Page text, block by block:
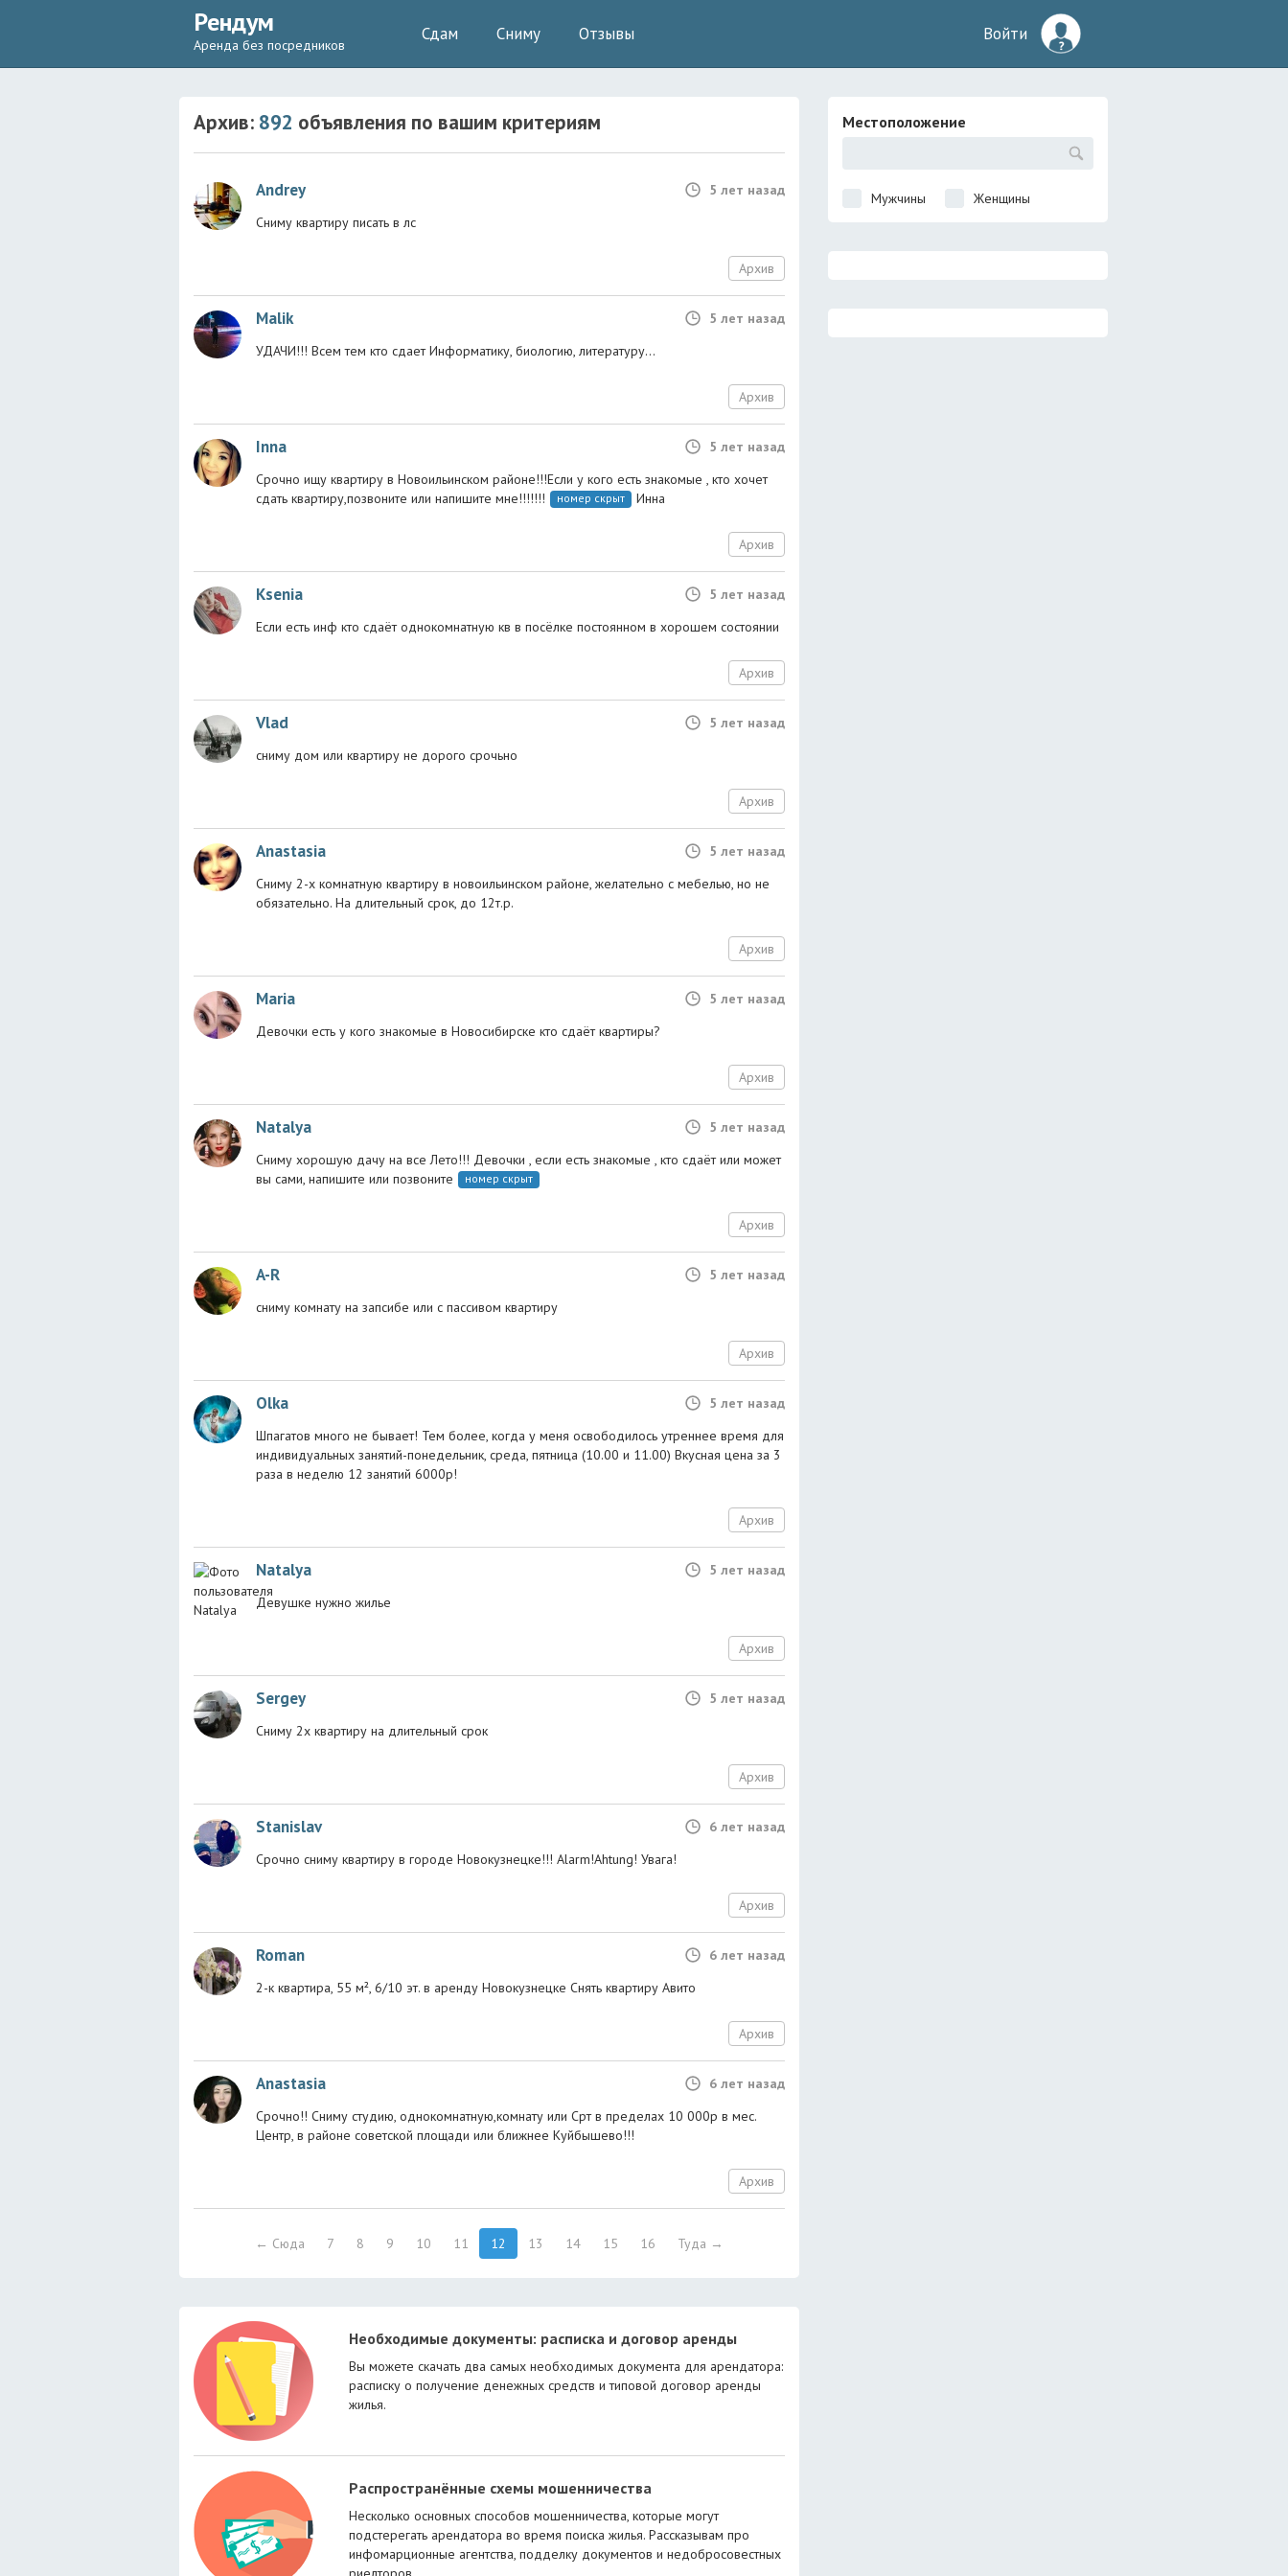
Рендум
Аренда без посредников
Сдам Сниму Отзывы Войти
Архив: 892 объявления по вашим критериям
Andrey
5 лет назад
Сниму квартиру писать в лс
Архив
Malik
5 лет назад
УДАЧИ!!! Всем тем кто сдает Информатику, биологию, литературу...
Архив
Inna
5 лет назад
Срочно ищу квартиру в Новоильинском районе!!!Если у кого есть знакомые , кто хочет
сдать квартиру,позвоните или напишите мне!!!!!!!
номер скрыт Инна
Архив
Ksenia
5 лет назад
Если есть инф кто сдаёт однокомнатную кв в посёлке постоянном в хорошем состоянии
Архив
Vlad
5 лет назад
сниму дом или квартиру не дорого срочьно
Архив
Anastasia
5 лет назад
Сниму 2-х комнатную квартиру в новоильинском районе, желательно с мебелью, но не
обязательно. На длительный срок, до 12т.р.
Архив
Maria
5 лет назад
Девочки есть у кого знакомые в Новосибирске кто сдаёт квартиры?
Архив
Natalya
5 лет назад
Сниму хорошую дачу на все Лето!!! Девочки , если есть знакомые , кто сдаёт или может
вы сами, напишите или позвоните
номер скрыт
Архив
A-R
5 лет назад
сниму комнату на запсибе или с пассивом квартиру
Архив
Olka
5 лет назад
Шпагатов много не бывает! Тем более, когда у меня освободилось утреннее время для
индивидуальных занятий-понедельник, среда, пятница (10.00 и 11.00) Вкусная цена за 3
раза в неделю 12 занятий 6000р!
Архив
Natalya
5 лет назад
Девушке нужно жилье
Архив
Sergey
5 лет назад
Сниму 2х квартиру на длительный срок
Архив
Stanislav
6 лет назад
Срочно сниму квартиру в городе Новокузнецке!!! Alarm!Ahtung! Увага!
Архив
Roman
6 лет назад
2-к квартира, 55 м², 6/10 эт. в аренду Новокузнецке Снять квартиру Авито
Архив
Anastasia
6 лет назад
Срочно!! Сниму студию, однокомнатную,комнату или Срт в пределах 10 000р в мес.
Центр, в районе советской площади или ближнее Куйбышево!!!
Архив
← Сюда 7 8 9 10 11 12 13 14 15 16 Туда →
Местоположение
Мужчины Женщины
Необходимые документы: расписка и договор аренды
Вы можете скачать два самых необходимых документа для арендатора:
расписку о получение денежных средств и типовой договор аренды
жилья.
Распространённые схемы мошенничества
Несколько основных способов мошенничества, которые могут
подстерегать арендатора во время поиска жилья. Рассказывам про
инфомарционные агентства, подделку документов и недобросовестных